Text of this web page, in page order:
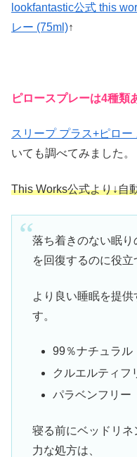
lookfantastic公式 this
レー (75ml)↑
ピロースプレーは4種類
スリープ プラス+ピロー
いても調べてみました。
This Works公式より↓自
落ち着きのない眠
を回復するのに役立
より良い睡眠を提
す。
99％ナチュラル
クルエルティフ
パラベンフリー
寝る前にベッドリ
力な処方は、